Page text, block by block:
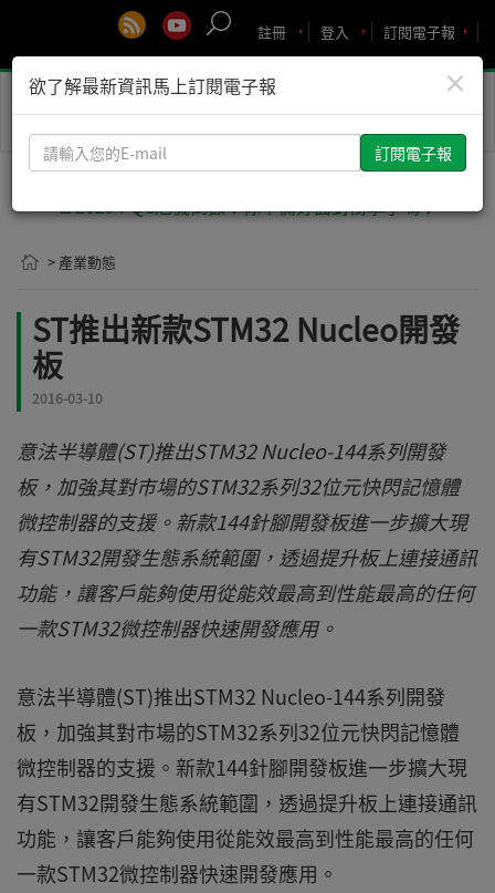
訂閱電子報
登入
註冊
Toggle
🚨2029 PQC危機倒數！你準備好面對衝擊了嗎？
> 產業動態
ST推出新款STM32 Nucleo開發
板
2016-03-10
意法半導體(ST)推出STM32 Nucleo-144系列開發
板，加強其對市場的STM32系列32位元快閃記憶體
微控制器的支援。新款144針腳開發板進一步擴大現
有STM32開發生態系統範圍，透過提升板上連接通訊
功能，讓客戶能夠使用從能效最高到性能最高的任何
一款STM32微控制器快速開發應用。
意法半導體(ST)推出STM32 Nucleo-144系列開發
板，加強其對市場的STM32系列32位元快閃記憶體
微控制器的支援。新款144針腳開發板進一步擴大現
有STM32開發生態系統範圍，透過提升板上連接通訊
功能，讓客戶能夠使用從能效最高到性能最高的任何
一款STM32微控制器快速開發應用。
×
欲了解最新資訊馬上訂閱電子報
請
輸
您
的
E-